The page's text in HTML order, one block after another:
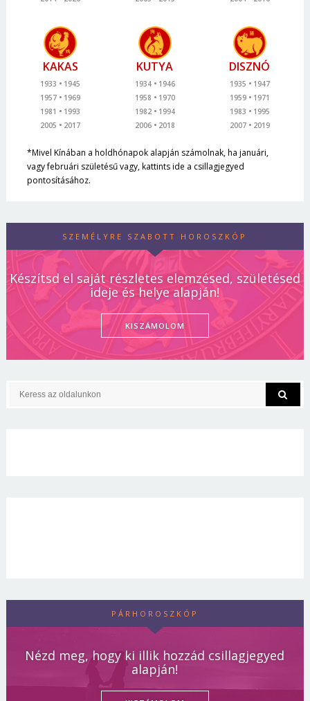
KAKAS
1933
1945
1957
1969
1981
1993
2005
2017
KUTYA
1934
1946
1958
1970
1982
1994
2006
2018
DISZNÓ
1935
1947
1959
1971
1983
1995
2007
2019
*Mivel Kínában a holdhónapok alapján számolnak, ha januári,
vagy februári születésű vagy, kattints ide a csillagjegyed
pontosításához.
SZEMÉLYRE SZABOTT HOROSZKÓP
Készítsd el saját részletes elemzésed, születésed
ideje és helye alapján!
KISZÁMOLOM
PÁRHOROSZKÓP
Nézd meg, hogy ki illik hozzád csillagjegyed
alapján!